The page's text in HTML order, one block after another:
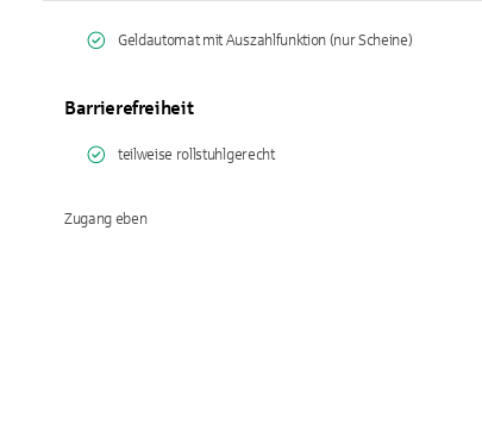
Geldautomat mit Auszahlfunktion (nur Scheine)
Barrierefreiheit
teilweise rollstuhlgerecht
Zugang eben